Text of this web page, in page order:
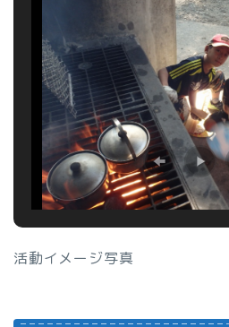
活動イメージ写真